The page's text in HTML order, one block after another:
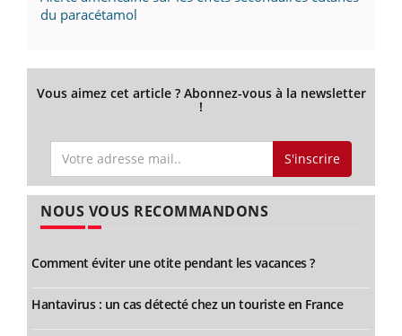
du paracétamol
Vous aimez cet article ? Abonnez-vous à la newsletter
!
S'inscrire
NOUS VOUS RECOMMANDONS
Comment éviter une otite pendant les vacances ?
Hantavirus : un cas détecté chez un touriste en France